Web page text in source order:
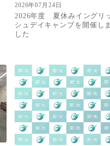
2026年07月24日
2026年度 夏休みイングリ
シュデイキャンプを開催しま
した